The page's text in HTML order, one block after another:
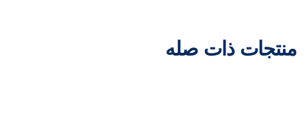
منتجات ذات صله